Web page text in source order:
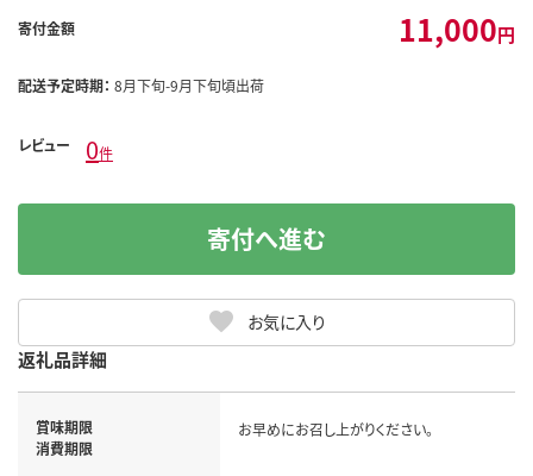
寄付金額 11,000円
配送予定時期： 8月下旬-9月下旬頃出荷
レビュー 0件
お気に入り
寄付へ進む
返礼品詳細
賞味期限
消費期限
お早めにお召し上がりください。